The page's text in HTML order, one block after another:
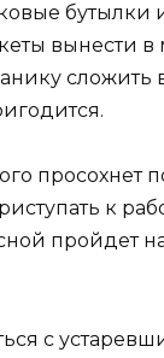
бутылки
вынести в
сложить
просохнет
к
пройдет
с